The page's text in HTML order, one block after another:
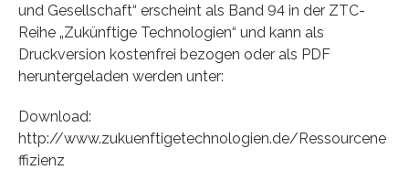
und Gesellschaft“ erscheint als Band 94 in der ZTC-
Reihe „Zukünftige Technologien“ und kann als
Druckversion kostenfrei bezogen oder als PDF
heruntergeladen werden unter:
Download:
http://www.zukuenftigetechnologien.de/Ressourcene
ffizienz